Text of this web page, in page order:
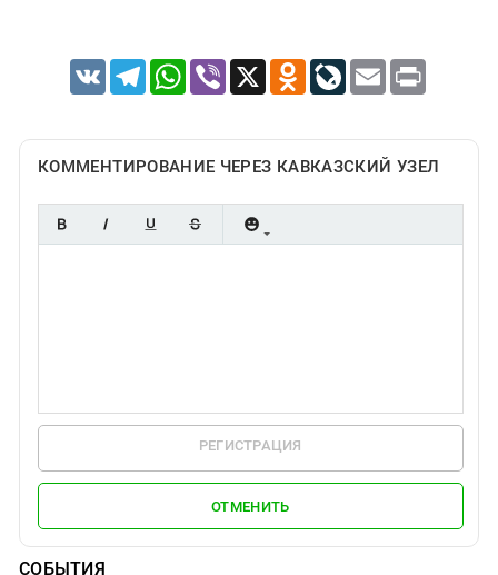
VK TelegramWhatsApp
Viber X Odnoklassniki
LiveJournal
Email Print
КОММЕНТИРОВАНИЕ ЧЕРЕЗ КАВКАЗСКИЙ УЗЕЛ
РЕГИСТРАЦИЯ
ОТМЕНИТЬ
СОБЫТИЯ